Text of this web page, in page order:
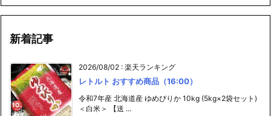
新着記事
2026/08/02 : 楽天ランキング
レトルト おすすめ商品（16:00）
令和7年産 北海道産 ゆめぴりか 10kg (5kg×2袋セット)
＜白米＞ 【送 ...